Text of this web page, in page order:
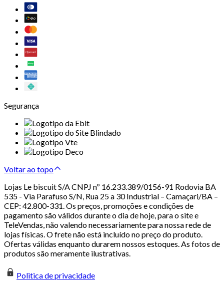
Segurança
Voltar ao topo
Lojas Le biscuit S/A CNPJ nº 16.233.389/0156-91 Rodovia BA
535 - Via Parafuso S/N, Rua 25 a 30 Industrial – Camaçari/BA –
CEP: 42.800-331. Os preços, promoções e condições de
pagamento são válidos durante o dia de hoje, para o site e
TeleVendas, não valendo necessariamente para nossa rede de
lojas físicas. O frete não está incluído no preço do produto.
Ofertas válidas enquanto durarem nossos estoques. As fotos de
produtos são meramente ilustrativas.
Politica de privacidade